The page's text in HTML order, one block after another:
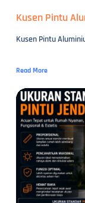
Kusen Pintu
Kusen Pintu
Read More